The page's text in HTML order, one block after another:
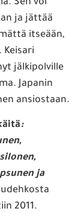
Sen voi
ja jättää
itseään,
Keisari
jälkipolville
Japanin
ansiostaan.
:
ja
2011.